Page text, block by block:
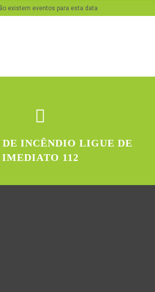
existem eventos para esta data
DE INCÊNDIO LIGUE DE
IMEDIATO 112